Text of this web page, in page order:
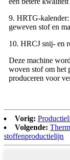
9. HRTG-
geweven stof en
10. HRCJ snij- en
Deze machine
woven stof om het
produceren voor
Vorig:
Volgende:
stoffenproductielijn